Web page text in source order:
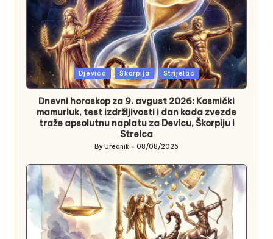
Posted
in
Djevica Škorpija Strijelac
Dnevni horoskop za 9. avgust 2026: Kosmički
mamurluk, test izdržljivosti i dan kada zvezde
traže apsolutnu naplatu za Devicu, Škorpiju i
Strelca
Posted
by
ByUrednik 08/08/2026